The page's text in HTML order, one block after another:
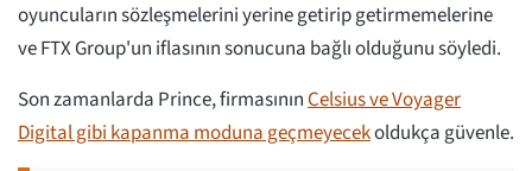
oyuncuların sözleşmelerini yerine getirip getirmemelerine
ve FTX Group'un iflasının sonucuna bağlı olduğunu söyledi.
Son zamanlarda Prince, firmasınınCelsius ve Voyager
Digital gibi kapanma moduna geçmeyecekoldukça güvenle.